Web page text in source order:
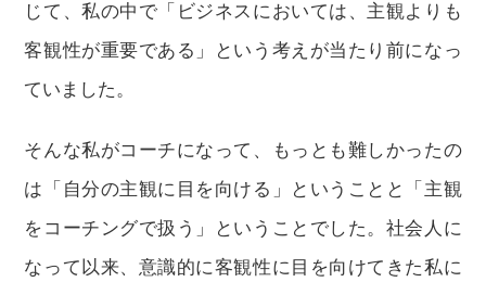
じて、私の中で「ビジネスにおいては、主観よりも
客観性が重要である」という考えが当たり前になっ
ていました。
そんな私がコーチになって、もっとも難しかったの
は「自分の主観に目を向ける」ということと「主観
をコーチングで扱う」ということでした。社会人に
なって以来、意識的に客観性に目を向けてきた私に